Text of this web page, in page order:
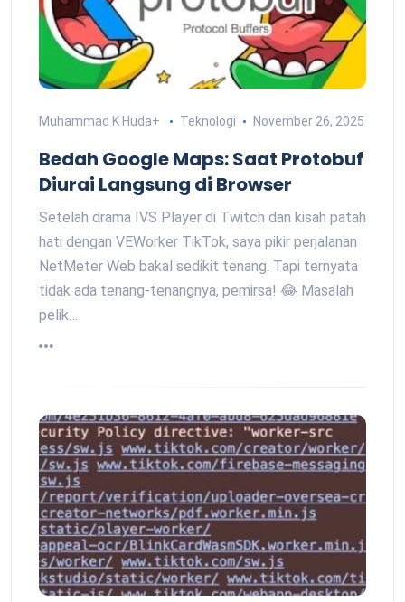
Muhammad K Huda+ Teknologi November 26, 2025
Bedah Google Maps: Saat Protobuf
Diurai Langsung di Browser
Setelah drama IVS Player di Twitch dan kisah patah
hati dengan VEWorker TikTok, saya pikir perjalanan
NetMeter Web bakal sedikit tenang. Tapi ternyata
tidak ada tenang-tenangnya, pemirsa! 😂 Masalah
pelik…